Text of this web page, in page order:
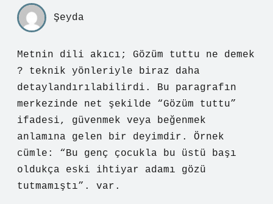
Şeyda
Metnin dili akıcı; Gözüm tuttu ne demek
? teknik yönleriyle biraz daha
detaylandırılabilirdi. Bu paragrafın
merkezinde net şekilde “Gözüm tuttu”
ifadesi, güvenmek veya beğenmek
anlamına gelen bir deyimdir. Örnek
cümle: “Bu genç çocukla bu üstü başı
oldukça eski ihtiyar adamı gözü
tutmamıştı”. var.